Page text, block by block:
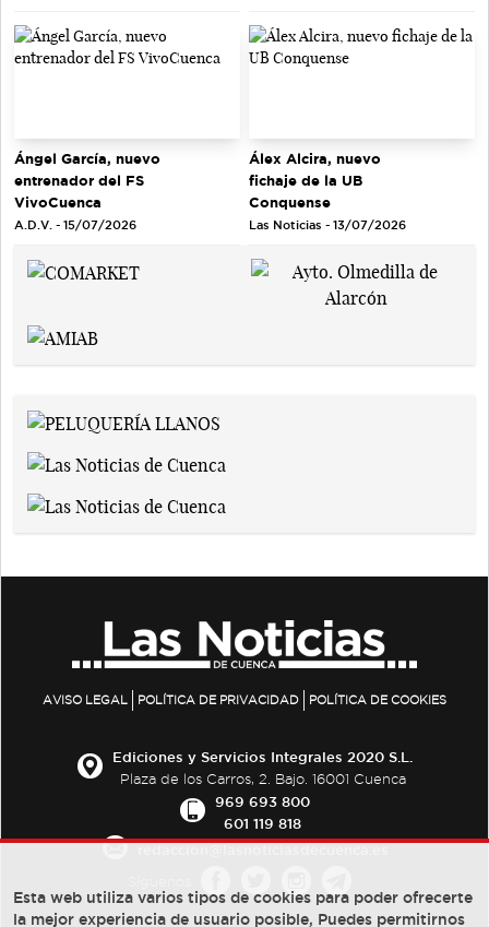
Ángel García, nuevo
entrenador del FS
VivoCuenca
A.D.V. - 15/07/2026
Álex Alcira, nuevo
fichaje de la UB
Conquense
Las Noticias - 13/07/2026
AVISO LEGAL POLÍTICA DE PRIVACIDAD POLÍTICA DE COOKIES
Ediciones y Servicios Integrales 2020 S.L.
Plaza de los Carros, 2. Bajo. 16001 Cuenca
969 693 800
601 119 818
Esta web utiliza varios tipos de cookies para poder ofrecerte
la mejor experiencia de usuario posible, Puedes permitirnos